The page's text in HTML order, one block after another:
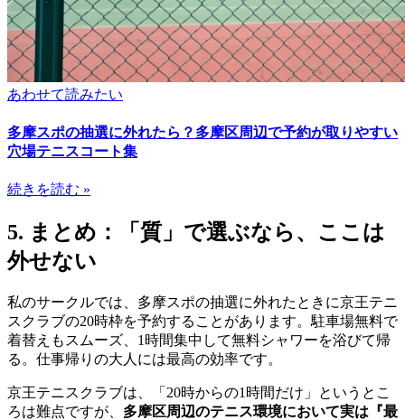
あわせて読みたい
多摩スポの抽選に外れたら？多摩区周辺で予約が取りやすい
穴場テニスコート集
続きを読む »
5. まとめ：「質」で選ぶなら、ここは
外せない
私のサークルでは、多摩スポの抽選に外れたときに京王テニ
スクラブの20時枠を予約することがあります。駐車場無料で
着替えもスムーズ、1時間集中して無料シャワーを浴びて帰
る。仕事帰りの大人には最高の効率です。
京王テニスクラブは、「20時からの1時間だけ」というとこ
ろは難点ですが、 多摩区周辺のテニス環境において実は『最